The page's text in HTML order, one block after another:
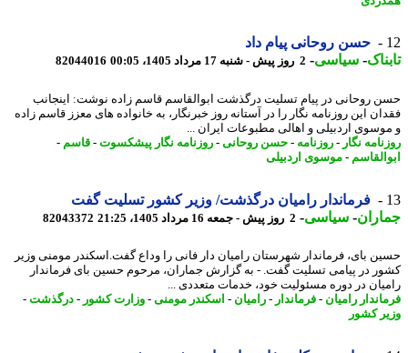
حسن روحانی پیام داد
-سیاسی-2 روز پیش - شنبه 17 مرداد 1405، 00:05 82044016
روحانی در پیام تسلیت درگذشت ابوالقاسم قاسم زاده نوشت: اینجانب
این روزنامه نگار را در آستانه روز خبرنگار، به خانواده های معزز قاسم زاده
اردبیلی و اهالی مطبوعات ایران ...
نگار -روزنامه -حسن روحانی-روزنامه نگار پیشکسوت-قاسم-
-موسوی اردبیلی
فرماندار رامیان درگذشت/ وزیر کشور تسلیت گفت
- سیاسی-2 روز پیش - جمعه 16 مرداد 1405، 21:25 82043372
بای، فرماندار شهرستان رامیان دار فانی را وداع گفت.اسکندر مومنی وزیر
در پیامی تسلیت گفت. - به گزارش جماران، مرحوم حسین بای فرماندار
در دوره مسئولیت خود، خدمات متعددی ...
رامیان-فرماندار-رامیان-اسکندر مومنی-وزارت کشور-درگذشت-
کشور